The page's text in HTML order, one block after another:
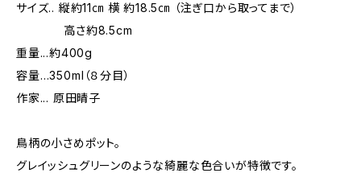
サイズ.. 縦約11㎝ 横 約18.5㎝ （注ぎ口から取ってまで）
高さ約8.5cm
重量...約400g
容量…350ml（８分目）
作家... 原田晴子
鳥柄の小さめポット。
グレイッシュグリーンのような綺麗な色合いが特徴です。